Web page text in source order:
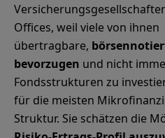
Offices, weil viele von ihnen
übertragbare,
bevorzugen und nicht
Fondsstrukturen zu
für die meisten
Struktur. Sie schätzen die